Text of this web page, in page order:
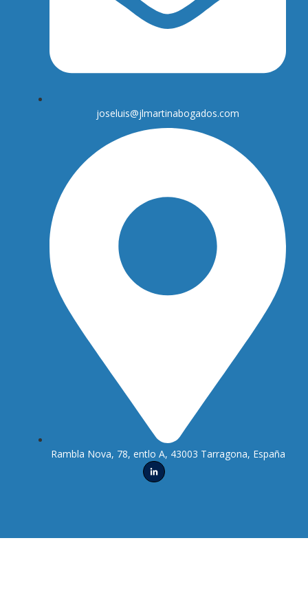
joseluis@jlmartinabogados.com
Rambla Nova, 78, entlo A, 43003 Tarragona, España